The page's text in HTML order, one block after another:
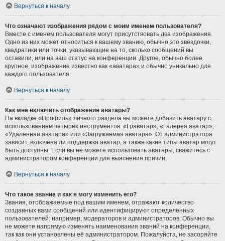
Вернуться к началу
Что означают изображения рядом с моим именем пользователя?
Вместе с именем пользователя могут присутствовать два изображения.
Одно из них может относиться к вашему званию, обычно это звёздочки,
квадратики или точки, указывающие на то, сколько сообщений вы
оставили, или на ваш статус на конференции. Другое, обычно более
крупное, изображение известно как «аватара» и обычно уникально для
каждого пользователя.
Вернуться к началу
Как мне включить отображение аватары?
На вкладке «Профиль» личного раздела вы можете добавить аватару с
использованием четырёх инструментов: «Граватар», «Галерея аватар»,
«Удалённая аватара» или «Загружаемая аватара». От администратора
зависит, включена ли поддержка аватар, а также какие типы аватар могут
быть доступны. Если вы не можете использовать аватары, свяжитесь с
администратором конференции для выяснения причин.
Вернуться к началу
Что такое звание и как я могу изменить его?
Звания, отображаемые под вашим именем, отражают количество
созданных вами сообщений или идентифицируют определённых
пользователей: например, модераторов и администраторов. Обычно вы
не можете напрямую изменять наименования званий на конференции,
так как они установлены её администратором. Пожалуйста, не засоряйте